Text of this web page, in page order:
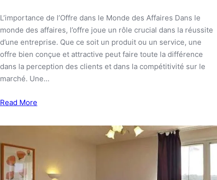
L’importance de l’Offre dans le Monde des Affaires Dans le
monde des affaires, l’offre joue un rôle crucial dans la réussite
d’une entreprise. Que ce soit un produit ou un service, une
offre bien conçue et attractive peut faire toute la différence
dans la perception des clients et dans la compétitivité sur le
marché. Une…
Read More